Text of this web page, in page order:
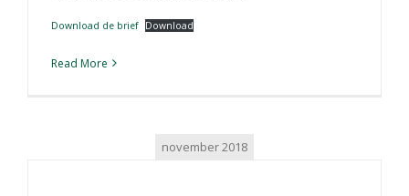
Download de brief Download
Read More
november 2018